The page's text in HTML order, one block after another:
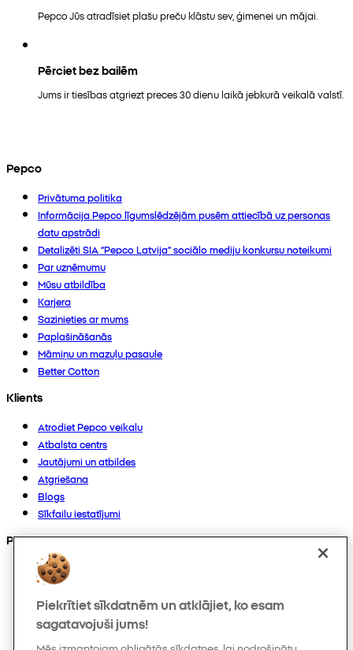
Pepco Jūs atradīsiet plašu preču klāstu sev, ģimenei un mājai.
Pērciet bez bailēm
Jums ir tiesības atgriezt preces 30 dienu laikā jebkurā veikalā valstī.
Pepco
Privātuma politika
Informācija Pepco līgumslēdzējām pusēm attiecībā uz personas
datu apstrādi
Detalizēti SIA “Pepco Latvija” sociālo mediju konkursu noteikumi
Par uzņēmumu
Mūsu atbildība
Karjera
Sazinieties ar mums
Paplašināšanās
Māmiņu un mazuļu pasaule
Better Cotton
Klients
Atrodiet Pepco veikalu
Atbalsta centrs
Jautājumi un atbildes
Atgriešana
Blogs
Sīkfailu iestatījumi
Preces
Kolekcijas
Zīdaiņiem
Bērniem
Mājoklim
Piekrītiet sīkdatnēm un atklājiet, ko esam
sagatavojuši jums!